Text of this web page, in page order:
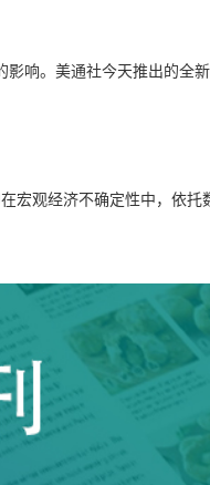
响。美通社今天推出的全
宏观经济不确定性中，依